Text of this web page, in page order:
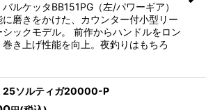
ルケッタBB151PG（左/パワーギア）
に磨きをかけた、カウンター付⼩型リー
シックモデル。 前作からハンドルをロン
巻き上げ性能を向上。夜釣りはもちろ
ソルティガ20000-P